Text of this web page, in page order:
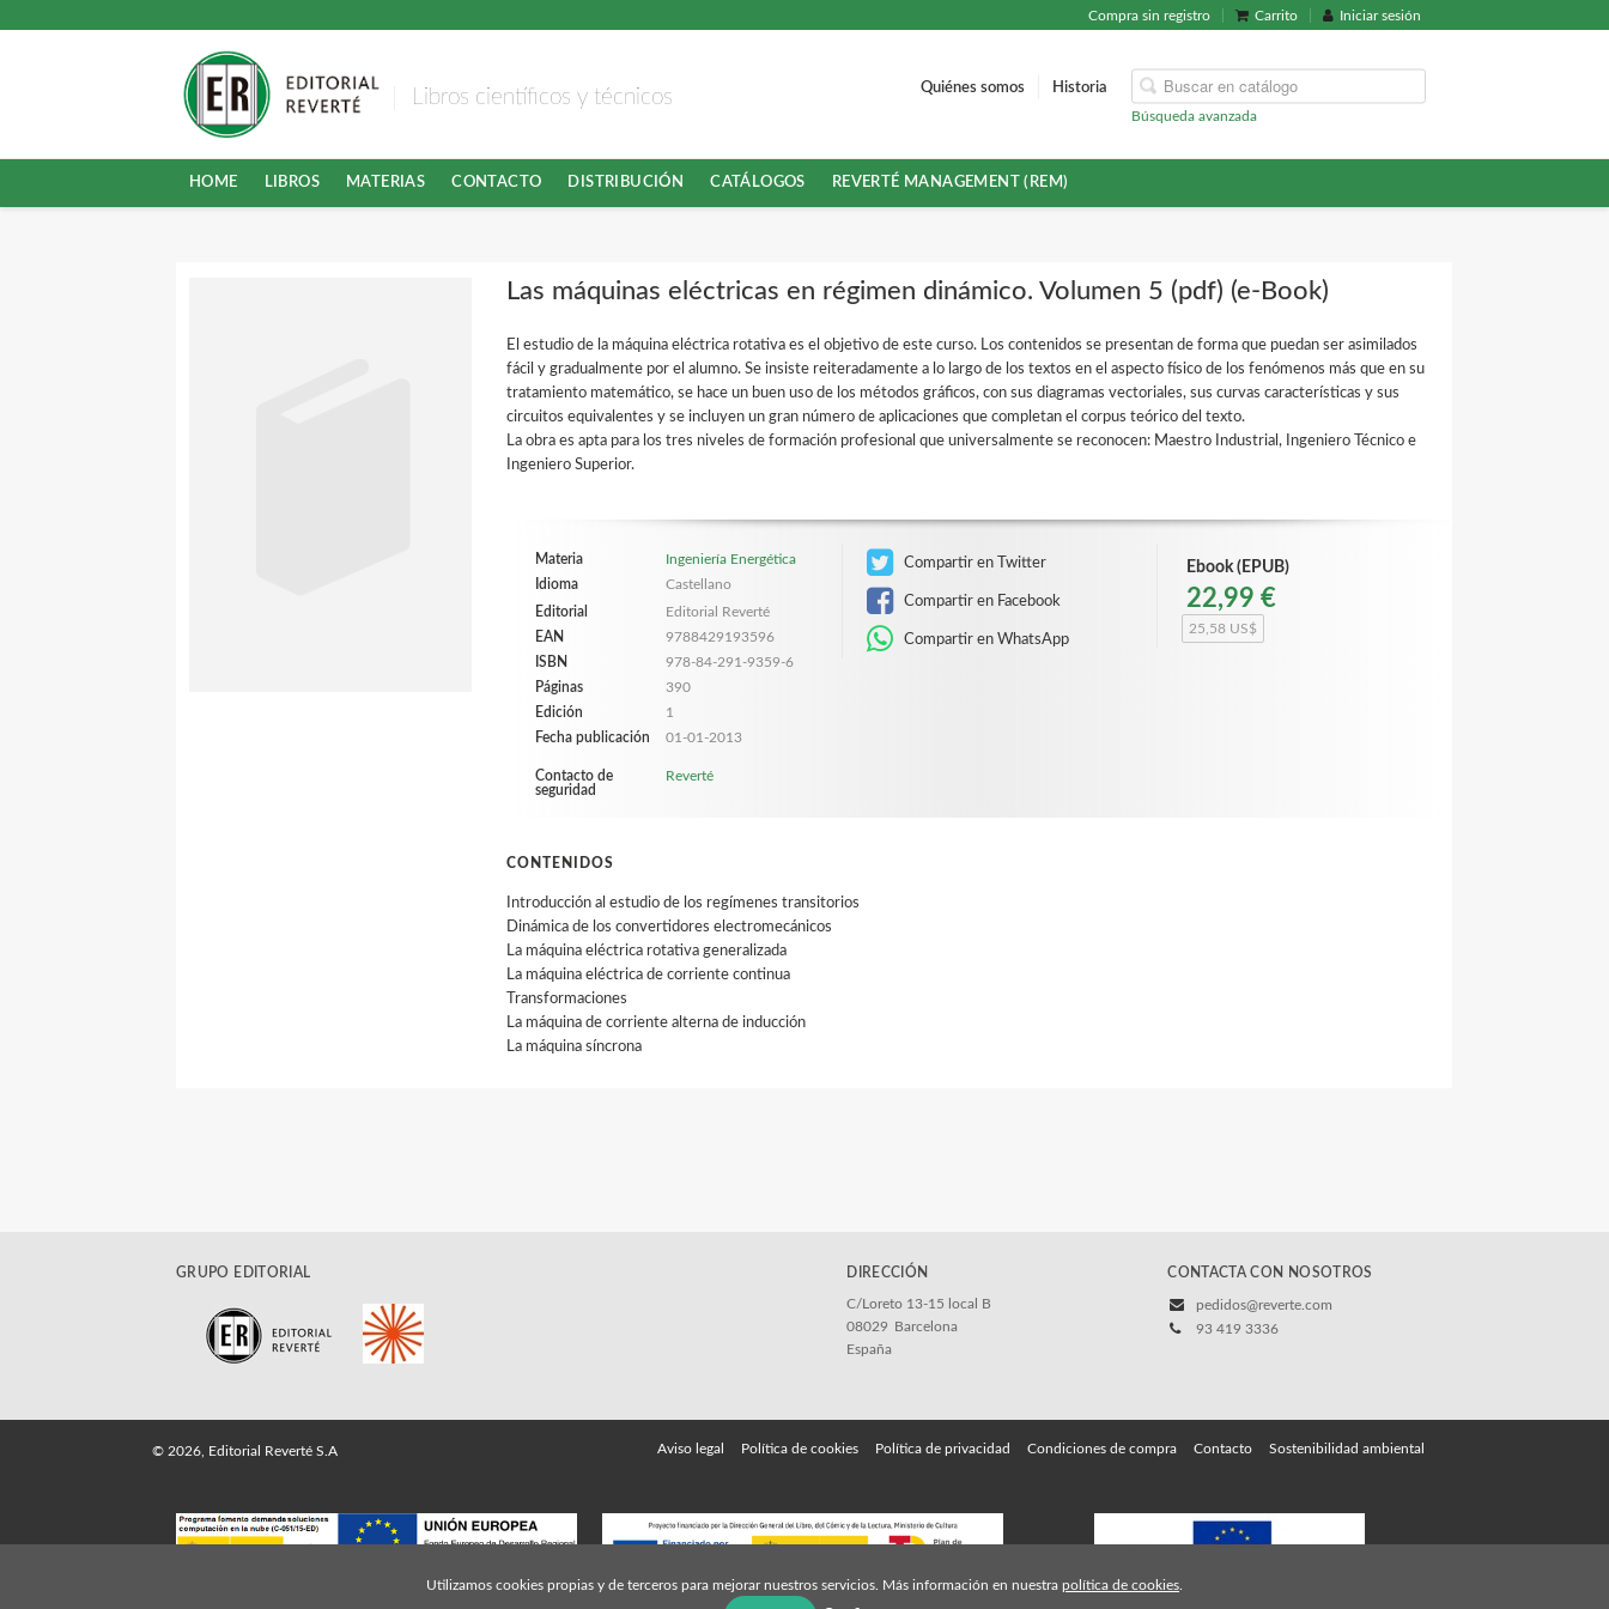
Compra sin registro Carrito Iniciar sesión
Libros científicos y técnicos
Búsqueda avanzada
Quiénes somos Historia
HOME LIBROS MATERIAS CONTACTO DISTRIBUCIÓN CATÁLOGOS REVERTÉ MANAGEMENT (REM)
Las máquinas eléctricas en régimen dinámico. Volumen 5 (pdf) (e-Book)
El estudio de la máquina eléctrica rotativa es el objetivo de este curso. Los contenidos se presentan de forma que puedan ser asimilados
fácil y gradualmente por el alumno. Se insiste reiteradamente a lo largo de los textos en el aspecto físico de los fenómenos más que en su
tratamiento matemático, se hace un buen uso de los métodos gráficos, con sus diagramas vectoriales, sus curvas características y sus
circuitos equivalentes y se incluyen un gran número de aplicaciones que completan el corpus teórico del texto.
La obra es apta para los tres niveles de formación profesional que universalmente se reconocen: Maestro Industrial, Ingeniero Técnico e
Ingeniero Superior.
Materia
Ingeniería Energética
Idioma
Castellano
Editorial
Editorial Reverté
EAN
9788429193596
ISBN
978-84-291-9359-6
Páginas
390
Edición
1
Fecha publicación
01-01-2013
Contacto de
seguridad
Reverté
Compartir en Twitter
Compartir en Facebook
Compartir en WhatsApp
Ebook (EPUB)
22,99 €
25,58 US$
CONTENIDOS
Introducción al estudio de los regímenes transitorios
Dinámica de los convertidores electromecánicos
La máquina eléctrica rotativa generalizada
La máquina eléctrica de corriente continua
Transformaciones
La máquina de corriente alterna de inducción
La máquina síncrona
GRUPO EDITORIAL DIRECCIÓN
C/Loreto 13-15 local B
08029 Barcelona
España
CONTACTA CON NOSOTROS
pedidos@reverte.com
93 419 3336
© 2026, Editorial Reverté S.A Aviso legal Política de cookies Política de privacidad Condiciones de compra Contacto Sostenibilidad ambiental
Utilizamos cookies propias y de terceros para mejorar nuestros servicios. Más información en nuestra política de cookies